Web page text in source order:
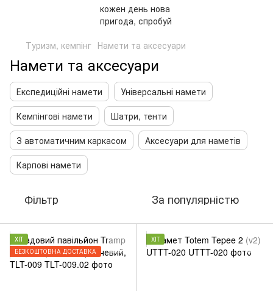
Туризм, кемпінг Намети та аксесуари
Намети та аксесуари
Експедиційні намети
Універсальні намети
Кемпінгові намети
Шатри, тенти
З автоматичним каркасом
Аксесуари для наметів
Карпові намети
Фільтр За популярністю
ХІТ
БЕЗКОШТОВНА ДОСТАВКА
ХІТ